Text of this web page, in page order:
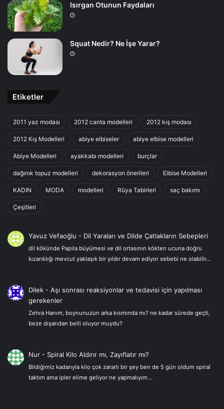
Isırgan Otunun Faydaları
Squat Nedir? Ne İşe Yarar?
Etiketler
2011 yaz modası 2012 canta modelleri 2012 kış modası
2012 Kış Modelleri abiye elbiseler abiye elbise modelleri
Abiye Modelleri ayakkabı modelleri burçlar
dağınık topuz modelleri dekorasyon önerileri Elbise Modelleri
KADIN MODA modelleri Rüya Tabirleri saç bakımı
Çeşitleri
Yavuz Vefaoğlu - Dil Yaraları ve Dilde Çatlakların Sebepleri
dil kökünde Papila büyümesi ve dil ortasının kökten ucuna doğru
kızarıklığı mevcut yaklaşık bir yıldır devam ediyor sebebi ne olabilir…
Dilek -Aşı sonrası reaksiyonlar ve tedavisi için yapılması
gerekenler
Zehra Hanım, boynunuzun arka kısmında mı? ne kadar sürede geçti,
beze dışarıdan belli oluyor muydu?
Nur - Spiral Kilo Aldırır mı, Zayıflatır mı?
Bildiğimiz kadarıyla kilo çok zararlı bir şey ben de 5 gün oldum spiral
taktım ama ipler elime geliyor ne yapmalıyım…